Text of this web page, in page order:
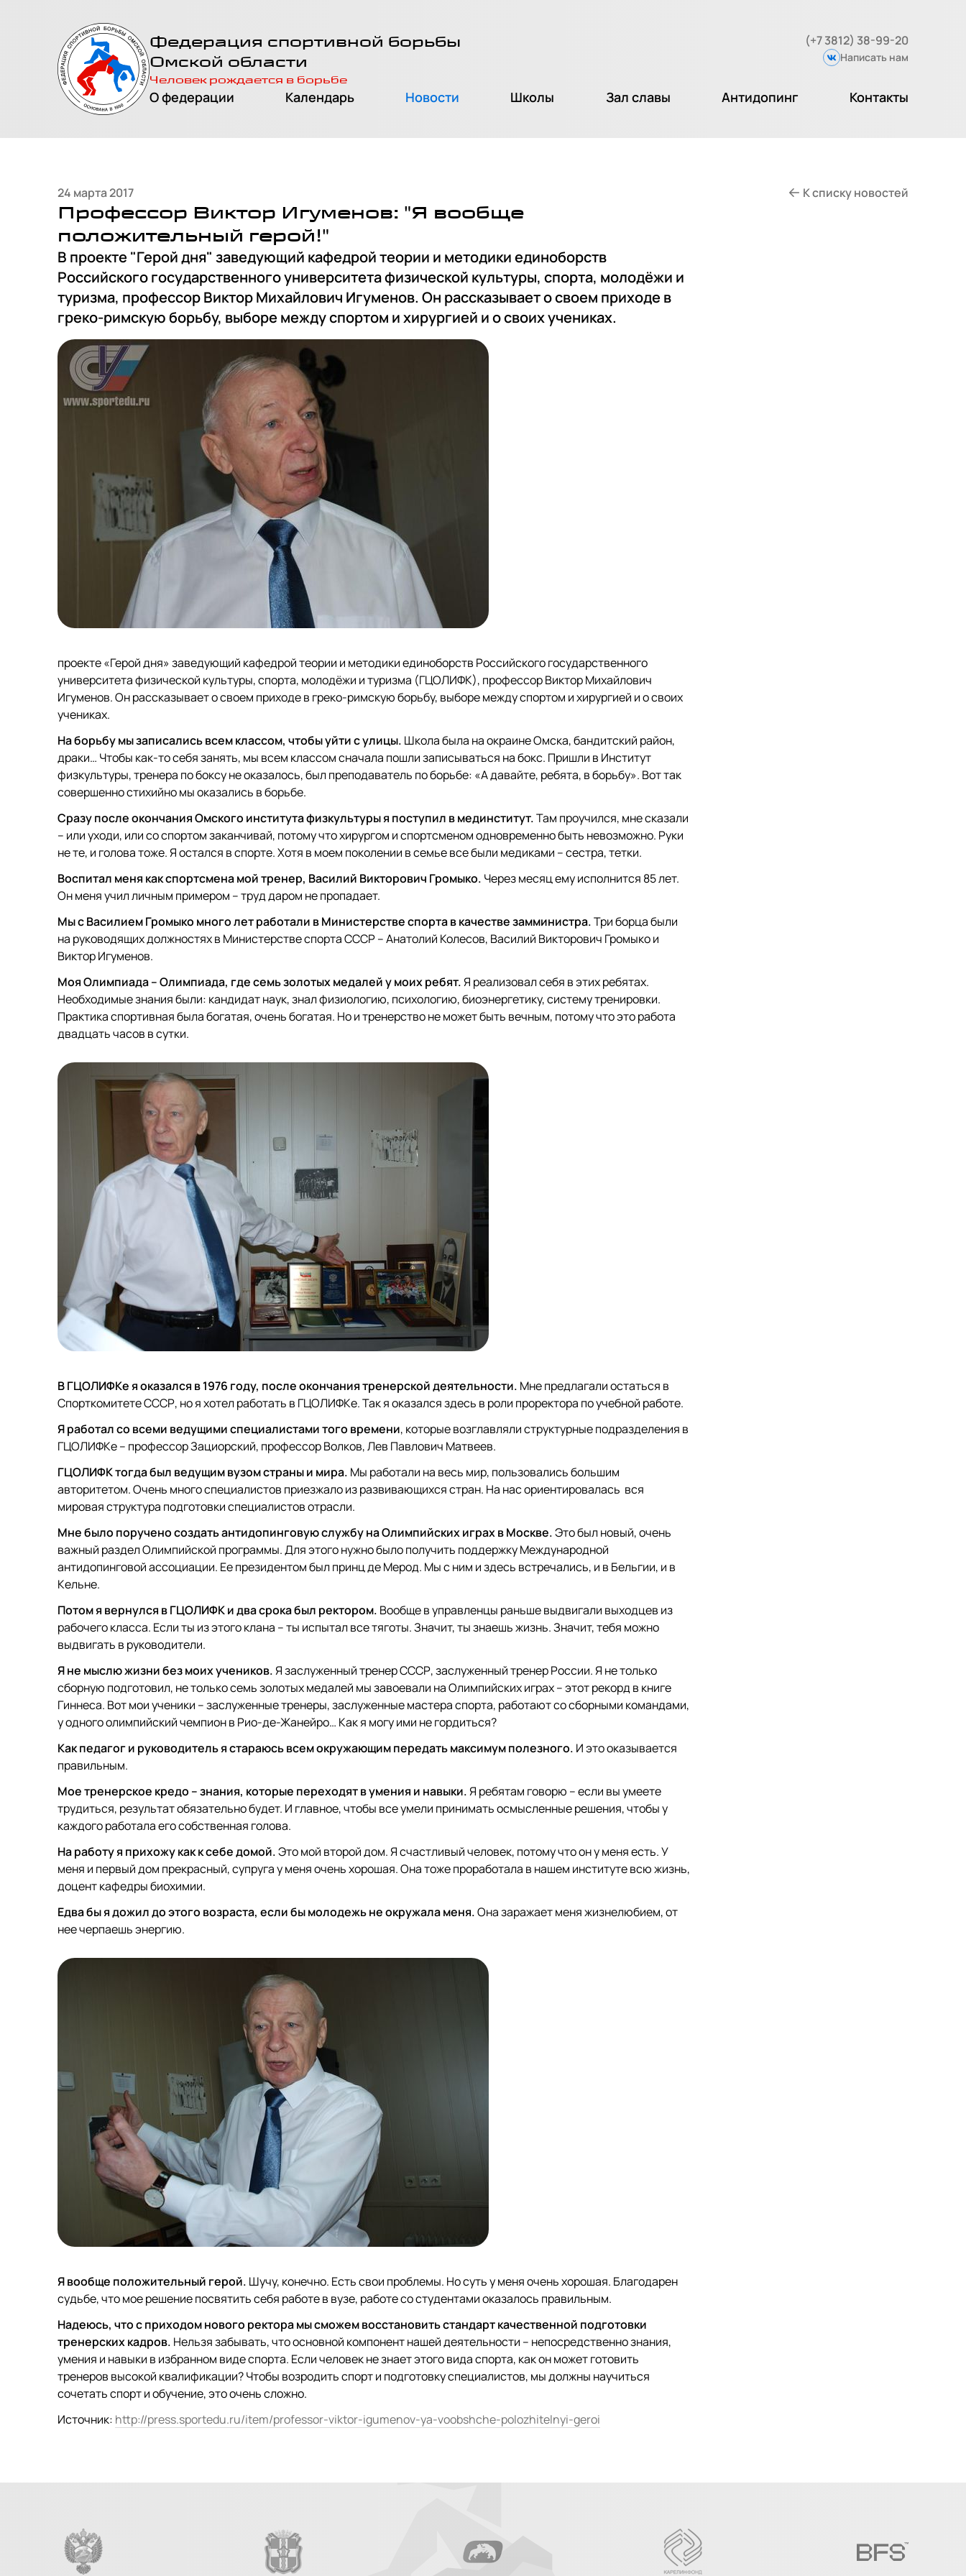
На главную
страницу
Федерация спортивной борьбы
Омской области
Человек рождается в борьбе
(+7 3812) 38-99-20
Вконтакте
Написать нам
О федерации Календарь Новости Школы Зал славы Антидопинг Контакты
24 марта 2017
Профессор Виктор Игуменов: "Я вообще
положительный герой!"
В проекте "Герой дня" заведующий кафедрой теории и методики единоборств
Российского государственного университета физической культуры, спорта, молодёжи и
туризма, профессор Виктор Михайлович Игуменов. Он рассказывает о своем приходе в
греко-римскую борьбу, выборе между спортом и хирургией и о своих учениках.
проекте «Герой дня» заведующий кафедрой теории и методики единоборств Российского государственного
университета физической культуры, спорта, молодёжи и туризма (ГЦОЛИФК), профессор Виктор Михайлович
Игуменов. Он рассказывает о своем приходе в греко-римскую борьбу, выборе между спортом и хирургией и о своих
учениках.
На борьбу мы записались всем классом, чтобы уйти с улицы. Школа была на окраине Омска, бандитский район,
драки… Чтобы как-то себя занять, мы всем классом сначала пошли записываться на бокс. Пришли в Институт
физкультуры, тренера по боксу не оказалось, был преподаватель по борьбе: «А давайте, ребята, в борьбу». Вот так
совершенно стихийно мы оказались в борьбе.
Сразу после окончания Омского института физкультуры я поступил в мединститут.Там проучился, мне сказали
– или уходи, или со спортом заканчивай, потому что хирургом и спортсменом одновременно быть невозможно. Руки
не те, и голова тоже. Я остался в спорте. Хотя в моем поколении в семье все были медиками – сестра, тетки.
Воспитал меня как спортсмена мой тренер, Василий Викторович Громыко. Через месяц ему исполнится 85 лет.
Он меня учил личным примером – труд даром не пропадает.
Мы с Василием Громыко много лет работали в Министерстве спорта в качестве замминистра.Три борца были
на руководящих должностях в Министерстве спорта СССР – Анатолий Колесов, Василий Викторович Громыко и
Виктор Игуменов.
Моя Олимпиада – Олимпиада, где семь золотых медалей у моих ребят.Я реализовал себя в этих ребятах.
Необходимые знания были: кандидат наук, знал физиологию, психологию, биоэнергетику, систему тренировки.
Практика спортивная была богатая, очень богатая. Но и тренерство не может быть вечным, потому что это работа
двадцать часов в сутки.
В ГЦОЛИФКе я оказался в 1976 году, после окончания тренерской деятельности. Мне предлагали остаться в
Спорткомитете СССР, но я хотел работать в ГЦОЛИФКе. Так я оказался здесь в роли проректора по учебной работе.
Я работал со всеми ведущими специалистами того времени, которые возглавляли структурные подразделения в
ГЦОЛИФКе – профессор Зациорский, профессор Волков, Лев Павлович Матвеев.
ГЦОЛИФК тогда был ведущим вузом страны и мира. Мы работали на весь мир, пользовались большим
авторитетом. Очень много специалистов приезжало из развивающихся стран. На нас ориентировалась вся
мировая структура подготовки специалистов отрасли.
Мне было поручено создать антидопинговую службу на Олимпийских играх в Москве.Это был новый, очень
важный раздел Олимпийской программы. Для этого нужно было получить поддержку Международной
антидопинговой ассоциации. Ее президентом был принц де Мерод. Мы с ним и здесь встречались, и в Бельгии, и в
Кельне.
Потом я вернулся в ГЦОЛИФК и два срока был ректором. Вообще в управленцы раньше выдвигали выходцев из
рабочего класса. Если ты из этого клана – ты испытал все тяготы. Значит, ты знаешь жизнь. Значит, тебя можно
выдвигать в руководители.
Я не мыслю жизни без моих учеников.Я заслуженный тренер СССР, заслуженный тренер России. Я не только
сборную подготовил, не только семь золотых медалей мы завоевали на Олимпийских играх – этот рекорд в книге
Гиннеса. Вот мои ученики – заслуженные тренеры, заслуженные мастера спорта, работают со сборными командами,
у одного олимпийский чемпион в Рио-де-Жанейро… Как я могу ими не гордиться?
Как педагог и руководитель я стараюсь всем окружающим передать максимум полезного. И это оказывается
правильным.
Мое тренерское кредо – знания, которые переходят в умения и навыки.Я ребятам говорю – если вы умеете
трудиться, результат обязательно будет. И главное, чтобы все умели принимать осмысленные решения, чтобы у
каждого работала его собственная голова.
На работу я прихожу как к себе домой.Это мой второй дом. Я счастливый человек, потому что он у меня есть. У
меня и первый дом прекрасный, супруга у меня очень хорошая. Она тоже проработала в нашем институте всю жизнь,
доцент кафедры биохимии.
Едва бы я дожил до этого возраста, если бы молодежь не окружала меня.Она заражает меня жизнелюбием, от
нее черпаешь энергию.
Я вообще положительный герой. Шучу, конечно. Есть свои проблемы. Но суть у меня очень хорошая. Благодарен
судьбе, что мое решение посвятить себя работе в вузе, работе со студентами оказалось правильным.
Надеюсь, что с приходом нового ректора мы сможем восстановить стандарт качественной подготовки
тренерских кадров. Нельзя забывать, что основной компонент нашей деятельности – непосредственно знания,
умения и навыки в избранном виде спорта. Если человек не знает этого вида спорта, как он может готовить
тренеров высокой квалификации? Чтобы возродить спорт и подготовку специалистов, мы должны научиться
сочетать спорт и обучение, это очень сложно.
Источник: http://press.sportedu.ru/item/professor-viktor-igumenov-ya-voobshche-polozhitelnyi-geroi
К списку новостей